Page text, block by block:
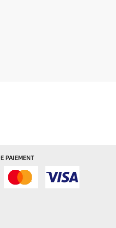
PAIEMENT